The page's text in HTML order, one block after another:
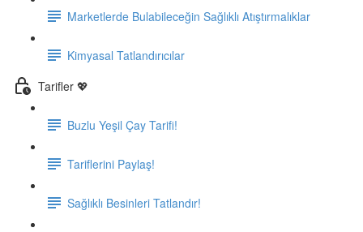
Marketlerde Bulabileceğin Sağlıklı Atıştırmalıklar
Kimyasal Tatlandırıcılar
Tarifler 💖
Buzlu Yeşil Çay Tarifi!
Tariflerini Paylaş!
Sağlıklı Besinleri Tatlandır!